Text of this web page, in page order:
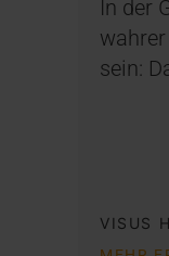
In der
sein:
VISUS